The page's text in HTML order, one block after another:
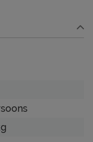
gestoffeerd
uit te